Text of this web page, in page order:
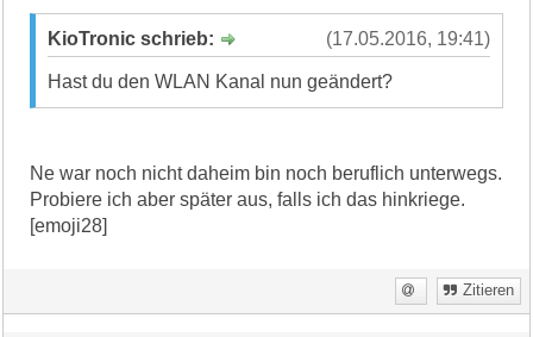
(17.05.2016, 19:41)
KioTronic schrieb:
Hast du den WLAN Kanal nun geändert?
Ne war noch nicht daheim bin noch beruflich unterwegs.
Probiere ich aber später aus, falls ich das hinkriege.
[emoji28]
Zitieren